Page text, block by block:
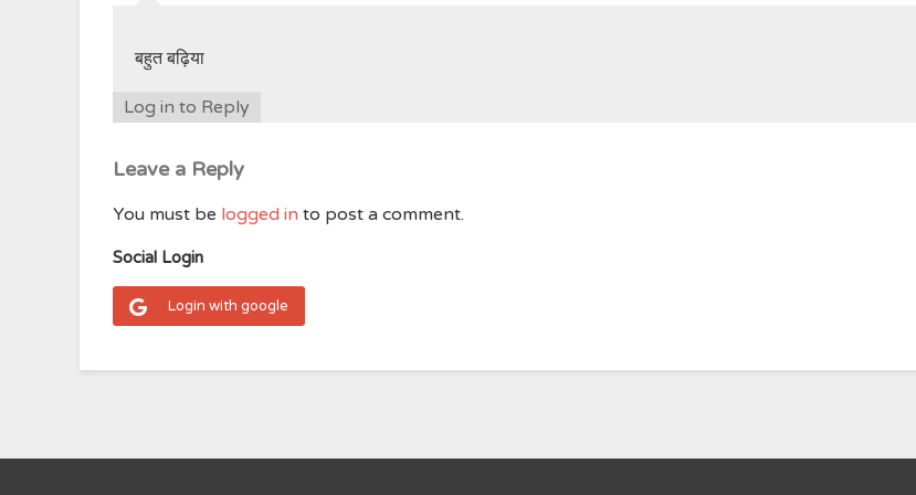
बहुत बढ़िया
Log in to Reply
Leave a Reply
You must be logged in to post a comment.
Social Login
Login with google